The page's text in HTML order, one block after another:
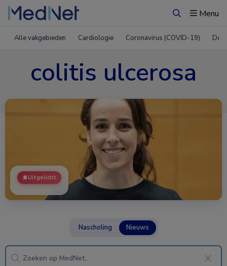
ZoekenMenu
Alle vakgebieden Cardiologie Coronavirus (COVID-19)
colitis ulcerosa
Uitgelicht
Nascholing Nieuws